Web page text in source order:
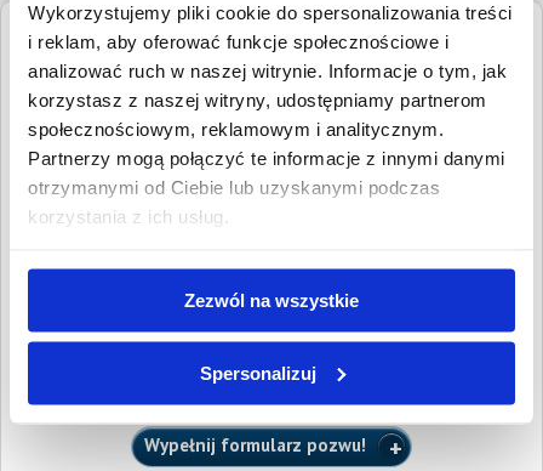
Wykorzystujemy pliki cookie do spersonalizowania treści
i reklam, aby oferować funkcje społecznościowe i
analizować ruch w naszej witrynie. Informacje o tym, jak
korzystasz z naszej witryny, udostępniamy partnerom
społecznościowym, reklamowym i analitycznym.
Partnerzy mogą połączyć te informacje z innymi danymi
otrzymanymi od Ciebie lub uzyskanymi podczas
korzystania z ich usług.
Zezwól na wszystkie
Spersonalizuj
Adres: ul. Wolność 5/18, 01-018 Warszawa
kontaktowe:
tel.
22 4681197
tel. 690 905 955
Adresy email: warszawa.dzikowicz@komornik.pl
Podlega pod: Sąd Rejonowy dla Warszawy-Woli
Ocena i opinie pełnomocników wierzycieli
Ocena i opinie pełnomocników o kancelariach komorniczych
dostępne są dla radców prawnych i adwokatów zarejestrowanych w
serwisie oraz dla klientów, którzy złożyli w serwisie przynajmniej
jeden pozew i uiścili wymaganą opłatę sądową.
Wypełnij formularz pozwu!